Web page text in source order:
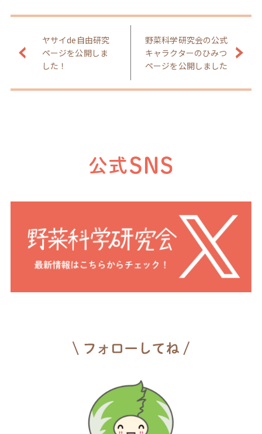
ヤサイde自由研究
ページを公開しま
した！
野菜科学研究会の公式
キャラクターのひみつ
ページを公開しました